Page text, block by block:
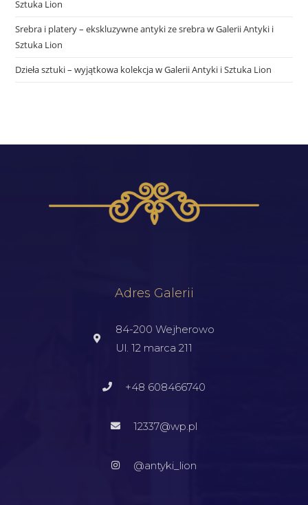
Sztuka Lion
Srebra i platery – ekskluzywne antyki ze srebra w Galerii Antyki i
Sztuka Lion
Dzieła sztuki – wyjątkowa kolekcja w Galerii Antyki i Sztuka Lion
Adres Galerii
84-200 Wejherowo
Ul. 12 marca 211
+48 608466740
12337@wp.pl
@antyki_lion